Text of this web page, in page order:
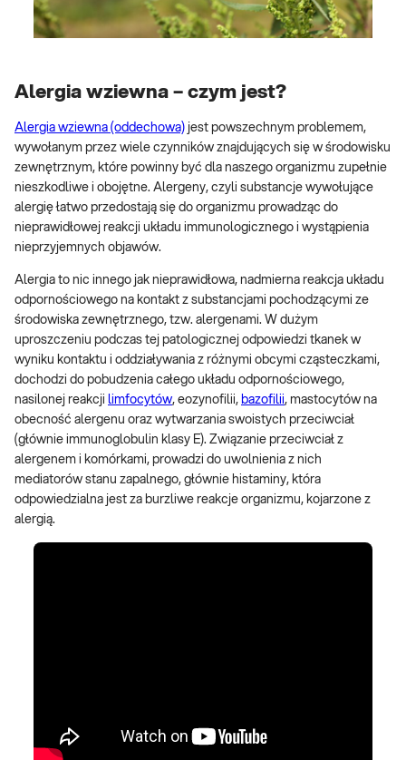
Alergia wziewna – czym jest?
Alergia wziewna (oddechowa) jest powszechnym problemem,
wywołanym przez wiele czynników znajdujących się w środowisku
zewnętrznym, które powinny być dla naszego organizmu zupełnie
nieszkodliwe i obojętne. Alergeny, czyli substancje wywołujące
alergię łatwo przedostają się do organizmu prowadząc do
nieprawidłowej reakcji układu immunologicznego i wystąpienia
nieprzyjemnych objawów.
Alergia to nic innego jak nieprawidłowa, nadmierna reakcja układu
odpornościowego na kontakt z substancjami pochodzącymi ze
środowiska zewnętrznego, tzw. alergenami. W dużym
uproszczeniu podczas tej patologicznej odpowiedzi tkanek w
wyniku kontaktu i oddziaływania z różnymi obcymi cząsteczkami,
dochodzi do pobudzenia całego układu odpornościowego,
nasilonej reakcji limfocytów, eozynofilii, bazofilii, mastocytów na
obecność alergenu oraz wytwarzania swoistych przeciwciał
(głównie immunoglobulin klasy E). Związanie przeciwciał z
alergenem i komórkami, prowadzi do uwolnienia z nich
mediatorów stanu zapalnego, głównie histaminy, która
odpowiedzialna jest za burzliwe reakcje organizmu, kojarzone z
alergią.